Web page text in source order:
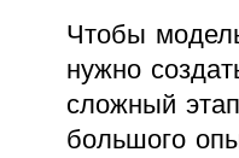
Чтобы
нужно
сложный
большого